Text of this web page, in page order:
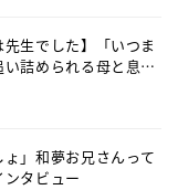
先生でした】「いつま
詰められる母と息子
ょ」和夢お兄さんって
タビュー